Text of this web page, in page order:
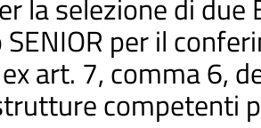
la selezione di due
per il
art. 7, comma 6,
competenti